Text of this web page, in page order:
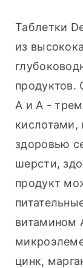
Таблетки
из
продуктов.
A и A -
кислотами,
здоровью
шерсти,
продукт
витамином
цинк,